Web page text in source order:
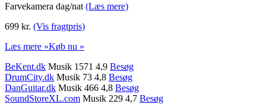
Farvekamera dag/nat (Læs mere)
699 kr. (Vis fragtpris)
Læs mere »Køb nu »
BeKent.dk Musik 1571 4,9 Besøg
DrumCity.dk Musik 73 4,8 Besøg
DanGuitar.dk Musik 466 4,8 Besøg
SoundStoreXL.com Musik 229 4,7 Besøg